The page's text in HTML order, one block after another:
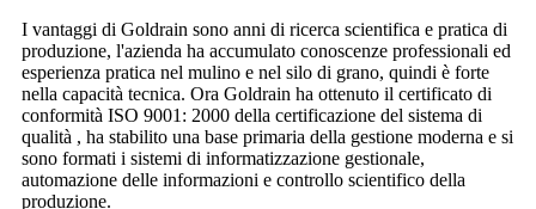
I vantaggi di Goldrain sono anni di ricerca scientifica e pratica di
produzione, l'azienda ha accumulato conoscenze professionali ed
esperienza pratica nel mulino e nel silo di grano, quindi è forte
nella capacità tecnica. Ora Goldrain ha ottenuto il certificato di
conformità ISO 9001: 2000 della certificazione del sistema di
qualità , ha stabilito una base primaria della gestione moderna e si
sono formati i sistemi di informatizzazione gestionale,
automazione delle informazioni e controllo scientifico della
produzione.